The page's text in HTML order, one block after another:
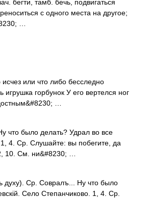
бегти, тамб. бечь, подвигаться
с одного места на другое;
…
или что либо бесследно
горбунок У его вертелся ног
…
что было делать? Удрал во все
4. Ср. Слушайте: вы побегите, да
10. См. ни&#8230; …
духу). Ср. Совралъ... Ну что было
Село Степанчиково. 1, 4. Ср.